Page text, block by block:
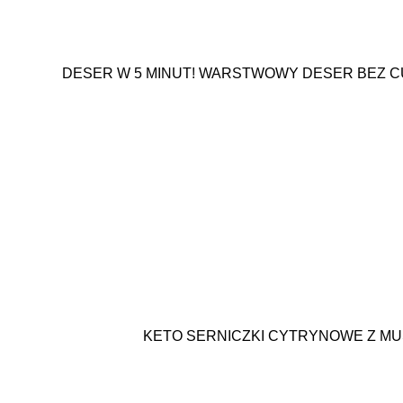
DESER W 5 MINUT! WARSTWOWY DESER BEZ
KETO SERNICZKI CYTRYNOWE Z